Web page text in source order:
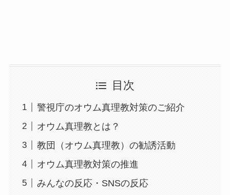
目次
警視庁のオウム真理教対策のご紹介
オウム真理教とは？
教団（オウム真理教）の勧誘活動
オウム真理教対策の推進
みんなの反応・SNSの反応